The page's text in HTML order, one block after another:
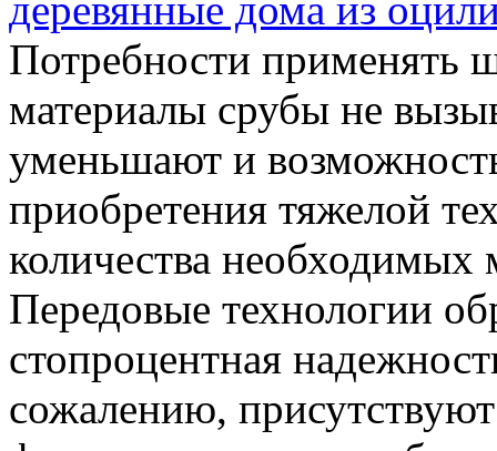
Потребности применять
материалы срубы не
уменьшают и
приобретения тяжелой
количества необходимых
Передовые технологии
стопроцентная
сожалению,